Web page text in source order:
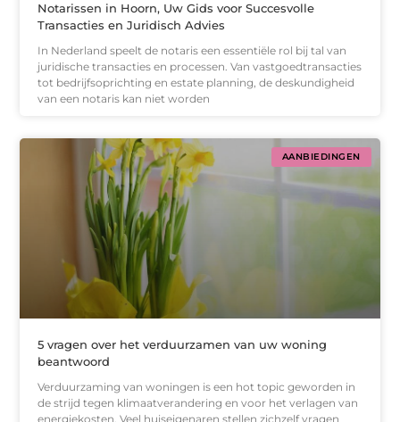
Notarissen in Hoorn, Uw Gids voor Succesvolle
Transacties en Juridisch Advies
In Nederland speelt de notaris een essentiële rol bij tal van
juridische transacties en processen. Van vastgoedtransacties
tot bedrijfsoprichting en estate planning, de deskundigheid
van een notaris kan niet worden
AANBIEDINGEN
5 vragen over het verduurzamen van uw woning
beantwoord
Verduurzaming van woningen is een hot topic geworden in
de strijd tegen klimaatverandering en voor het verlagen van
energiekosten. Veel huiseigenaren stellen zichzelf vragen